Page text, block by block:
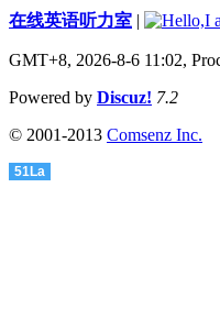
在线英语听力室 |
GMT+8, 2026-8-6 11:02,
Powered by Discuz! 7.2
© 2001-2013 Comsenz Inc.
51La